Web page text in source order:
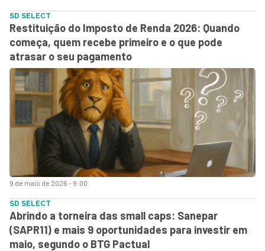
9 de maio de 2026 - 9:00
SD SELECT
Restituição do Imposto de Renda 2026: Quando
começa, quem recebe primeiro e o que pode
atrasar o seu pagamento
SD SELECT
Abrindo a torneira das small caps: Sanepar
(SAPR11) e mais 9 oportunidades para investir em
maio, segundo o BTG Pactual